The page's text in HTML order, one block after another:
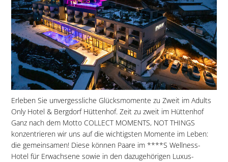
Erleben Sie unvergessliche Glücksmomente zu Zweit im Adults
Only Hotel & Bergdorf Hüttenhof. Zeit zu zweit im Hüttenhof
Ganz nach dem Motto COLLECT MOMENTS, NOT THINGS
konzentrieren wir uns auf die wichtigsten Momente im Leben:
die gemeinsamen! Diese können Paare im ****S Wellness-
Hotel für Erwachsene sowie in den dazugehörigen Luxus-